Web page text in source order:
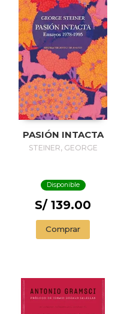
PASIÓN INTACTA
STEINER, GEORGE
Disponible
S/ 139.00
Comprar